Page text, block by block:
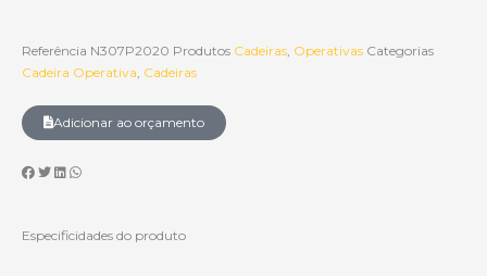
Referência N307P2020 Produtos Cadeiras Operativas Categorias
Cadeira Operativa Cadeiras
Adicionar ao orçamento
Especificidades do produto